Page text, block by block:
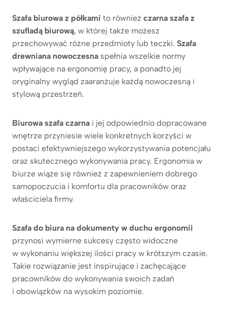
Szafa biurowa z półkami to również czarna szafa z
szufladą biurową, w której także możesz
przechowywać różne przedmioty lub teczki. Szafa
drewniana nowoczesna spełnia wszelkie normy
wpływające na ergonomię pracy, a ponadto jej
oryginalny wygląd zaaranżuje każdą nowoczesną i
stylową przestrzeń.
Biurowa szafa czarna i jej odpowiednio dopracowane
wnętrze przyniesie wiele konkretnych korzyści w
postaci efektywniejszego wykorzystywania potencjału
oraz skutecznego wykonywania pracy. Ergonomia w
biurze wiąże się również z zapewnieniem dobrego
samopoczucia i komfortu dla pracowników oraz
właściciela firmy.
Szafa do biura na dokumenty w duchu ergonomii
przynosi wymierne sukcesy często widoczne
w wykonaniu większej ilości pracy w krótszym czasie.
Takie rozwiązanie jest inspirujące i zachęcające
pracowników do wykonywania swoich zadań
i obowiązków na wysokim poziomie.